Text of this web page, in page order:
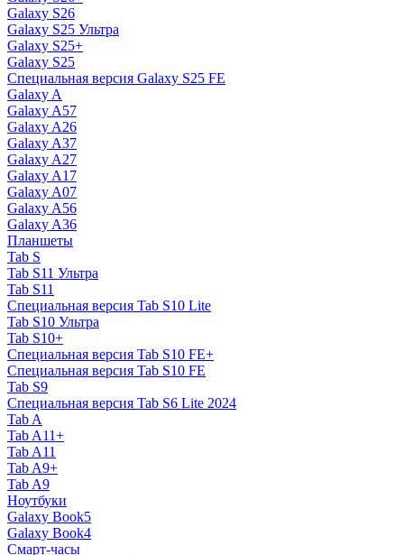
Galaxy S26
Galaxy S25 Ультра
Galaxy S25+
Galaxy S25
Специальная версия Galaxy S25 FE
Galaxy A
Galaxy A57
Galaxy A26
Galaxy A37
Galaxy A27
Galaxy A17
Galaxy A07
Galaxy A56
Galaxy A36
Планшеты
Tab S
Tab S11 Ультра
Tab S11
Специальная версия Tab S10 Lite
Tab S10 Ультра
Tab S10+
Специальная версия Tab S10 FE+
Специальная версия Tab S10 FE
Tab S9
Специальная версия Tab S6 Lite 2024
Tab A
Tab A11+
Tab A11
Tab A9+
Tab A9
Ноутбуки
Galaxy Book5
Galaxy Book4
Смарт-часы